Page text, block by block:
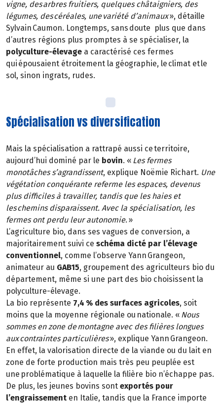
vigne, des arbres fruitiers, quelques châtaigniers, des
légumes, des céréales, une variété d’animaux», détaille
Sylvain Caumon. Longtemps, sans doute plus que dans
d’autres régions plus promptes à se spécialiser, la
polyculture-élevage a caractérisé ces fermes
qui épousaient étroitement la géographie, le climat et le
sol, sinon ingrats, rudes.
Spécialisation vs diversification
Mais la spécialisation a rattrapé aussi ce territoire,
aujourd’hui dominé par le bovin. « Les fermes
monotâches s’agrandissent, explique Noëmie Richart. Une
végétation conquérante referme les espaces, devenus
plus difficiles à travailler, tandis que les haies et
les chemins disparaissent. Avec la spécialisation, les
fermes ont perdu leur autonomie. »
L’agriculture bio, dans ses vagues de conversion, a
majoritairement suivi ce schéma dicté par l’élevage
conventionnel, comme l’observe Yann Grangeon,
animateur au GAB15, groupement des agriculteurs bio du
département, même si une part des bio choisissent la
polyculture-élevage.
La bio représente 7,4 % des surfaces agricoles, soit
moins que la moyenne régionale ou nationale. « Nous
sommes en zone de montagne avec des filières longues
aux contraintes particulières», explique Yann Grangeon.
En effet, la valorisation directe de la viande ou du lait en
zone de forte production mais très peu peuplée est
une problématique à laquelle la filière bio n’échappe pas.
De plus, les jeunes bovins sont exportés pour
l’engraissement en Italie, tandis que la France importe